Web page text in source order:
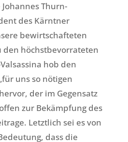
Thurn-
des Kärntner
bewirtschafteten
den höchstbevorrateten
hob den
uns so nötigen
der im Gegensatz
zur Bekämpfung des
Letztlich sei es von
dass die